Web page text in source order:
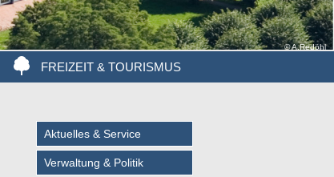
© A.Redöhl
FREIZEIT & TOURISMUS
Aktuelles & Service
Verwaltung & Politik